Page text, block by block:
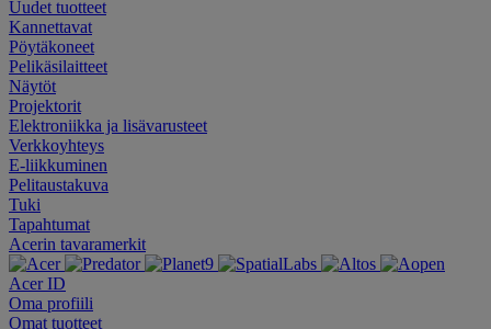
Uudet tuotteet
Kannettavat
Pöytäkoneet
Pelikäsilaitteet
Näytöt
Projektorit
Elektroniikka ja lisävarusteet
Verkkoyhteys
E-liikkuminen
Pelitaustakuva
Tuki
Tapahtumat
Acerin tavaramerkit
Acer ID
Oma profiili
Omat tuotteet